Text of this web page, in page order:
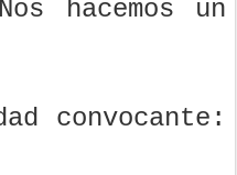
hacemos un
convocante: